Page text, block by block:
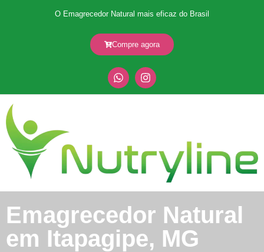
O Emagrecedor Natural mais eficaz do Brasil
Compre agora
Emagrecedor Natural
em Itapagipe, MG